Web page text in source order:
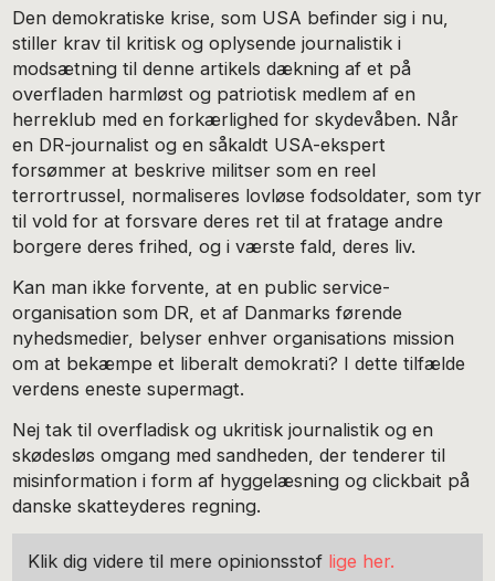
Den demokratiske krise, som USA befinder sig i nu,
stiller krav til kritisk og oplysende journalistik i
modsætning til denne artikels dækning af et på
overfladen harmløst og patriotisk medlem af en
herreklub med en forkærlighed for skydevåben. Når
en DR-journalist og en såkaldt USA-ekspert
forsømmer at beskrive militser som en reel
terrortrussel, normaliseres lovløse fodsoldater, som tyr
til vold for at forsvare deres ret til at fratage andre
borgere deres frihed, og i værste fald, deres liv.
Kan man ikke forvente, at en public service-
organisation som DR, et af Danmarks førende
nyhedsmedier, belyser enhver organisations mission
om at bekæmpe et liberalt demokrati? I dette tilfælde
verdens eneste supermagt.
Nej tak til overfladisk og ukritisk journalistik og en
skødesløs omgang med sandheden, der tenderer til
misinformation i form af hyggelæsning og clickbait på
danske skatteyderes regning.
Klik dig videre til mere opinionsstof lige her.